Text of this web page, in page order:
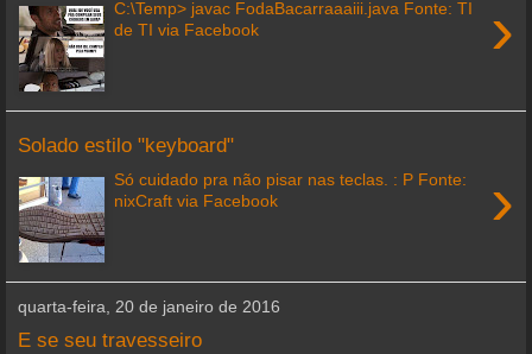
›
C:\Temp> javac FodaBacarraaaiii.java Fonte: TI
de TI via Facebook
Solado estilo "keyboard"
›
Só cuidado pra não pisar nas teclas. : P Fonte:
nixCraft via Facebook
quarta-feira, 20 de janeiro de 2016
E se seu travesseiro